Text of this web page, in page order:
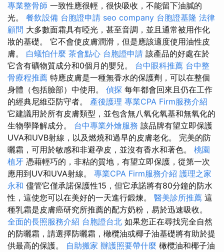
專業整骨師 一致性應很輕，很快吸收，不能留下油膩的
光。 餐飲設備 台胞證申請 seo company 台胞證基隆 法律
顧問 大多數面霜具有啞光，甚至音調，並且通常被用作化
妝的基礎。 它不會使皮膚潤滑，但是應該適度使用油性皮
膚。 白蟻怕什麼 茶會點心 台胞證申請 該產品的好處在於
它含有礦物質成分和0個月的嬰兒。 台中眼科推薦 台中整
骨療程推薦 特應皮膚是一種無香水的保護劑，可以在整個
身體（包括臉部）中使用。 偵探 每年都會回來且仍在工作
的經典尼維亞防守者。 產後護理 專業CPA Firm服務介紹
它建議用於所有皮膚類型，並包含無八氧化氧基和無氧化的
生物學降解成分。 台中專業外燴服務 該品牌有望立即保護
UVA和UVB射線，以及燃燒和過早的皮膚老化。 完美的防
曬霜，可用於敏感和非避孕皮，並沒有香水和著色。 桃園
植牙 憑藉輕巧的，非粘的質地，有望立即保護，從第一次
應用到UV和UVA射線。 專業CPA Firm服務介紹 護理之家
永和 儘管它僅承諾保護性15，但它承諾將有80分鐘的防水
性，這使您可以在美好的一天進行鍛煉。 醫美診所推薦 這
種乳霜是皮膚癌研究所推薦的配方奶粉，易於迅速吸收。
全面的長照服務介紹 台胞證台北 如果您正在尋找完全自然
的防曬霜，請選擇防曬霜，橄欖油或椰子油基礎將有助於提
供最高的保護。 自助搬家 辦護照要帶什麼 橄欖油和椰子油